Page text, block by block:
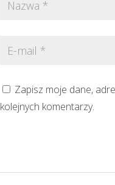
Zapisz moje dane,
kolejnych komentarzy.